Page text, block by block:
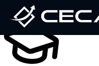
Nosotros
Valida tu Certificado